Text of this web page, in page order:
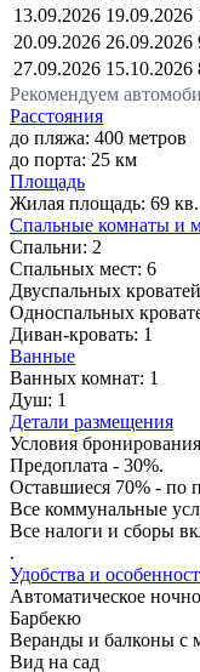
13.09.2026 19.09.2026
20.09.2026 26.09.2026
27.09.2026 15.10.2026
Рекомендуем
Расстояния
до пляжа: 400 метров
до порта: 25 км
Площадь
Жилая площадь: 69
Спальные комнаты и
Спальни: 2
Спальных мест: 6
Двуспальных
Односпальных
Диван-кровать: 1
Ванные
Ванных комнат: 1
Душ: 1
Детали размещения
Условия
Предоплата - 30%.
Оставшиеся 70% - по
Все коммунальные
Все налоги и сборы
.
Удобства и
Автоматическое
Барбекю
Веранды и балконы с
Вид на сад